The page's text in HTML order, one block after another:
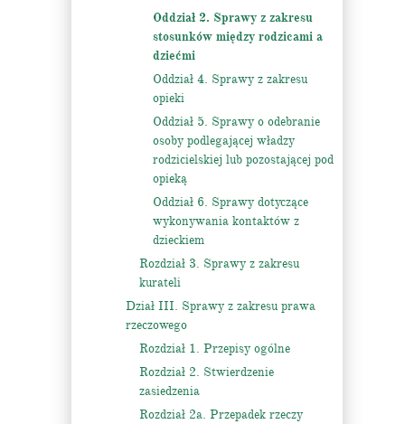
Oddział 2. Sprawy z zakresu
stosunków między rodzicami a
dziećmi
Oddział 4. Sprawy z zakresu
opieki
Oddział 5. Sprawy o odebranie
osoby podlegającej władzy
rodzicielskiej lub pozostającej pod
opieką
Oddział 6. Sprawy dotyczące
wykonywania kontaktów z
dzieckiem
Rozdział 3. Sprawy z zakresu
kurateli
Dział III. Sprawy z zakresu prawa
rzeczowego
Rozdział 1. Przepisy ogólne
Rozdział 2. Stwierdzenie
zasiedzenia
Rozdział 2a. Przepadek rzeczy